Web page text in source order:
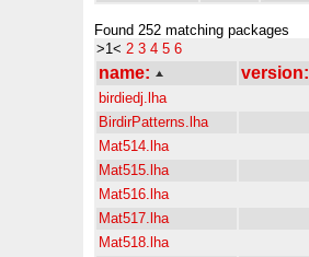
Found 252 matching packages
>1< 2 3 4 5 6
name: version:
birdiedj.lha
BirdirPatterns.lha
Mat514.lha
Mat515.lha
Mat516.lha
Mat517.lha
Mat518.lha